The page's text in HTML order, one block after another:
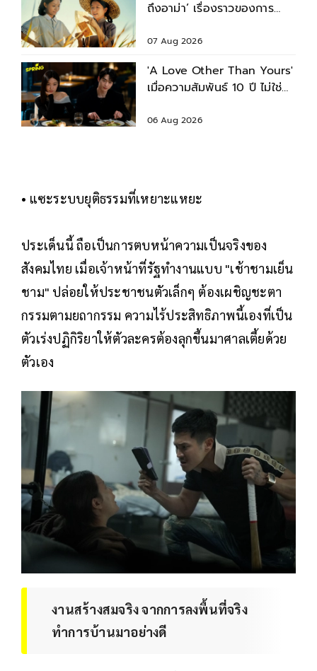
ถึงอาม่า’ เรื่องราวของการ
จดหมายข้ามแผ่นดิน
07 Aug 2026
'A Love Other Than Yours'
เมื่อความสัมพันธ์ 10 ปี ไม่ใช่คำ
06 Aug 2026
• แซะระบบยุติธรรมที่เหยาะแหยะ
ประเด็นนี้ ถือเป็นการตบหน้าความเป็นจริงของ
สังคมไทย เมื่อเจ้าหน้าที่รัฐทำงานแบบ "เช้าชามเย็น
ชาม" ปล่อยให้ประชาชนตัวเล็กๆ ต้องเผชิญชะตา
กรรมตามยถากรรม ความไร้ประสิทธิภาพนี้เองที่เป็น
ตัวเร่งปฏิกิริยาให้ตัวละครต้องลุกขึ้นมาศาลเตี้ยด้วย
ตัวเอง
งานสร้างสมจริง จากการลงพื้นที่จริง
ทำการบ้านมาอย่างดี